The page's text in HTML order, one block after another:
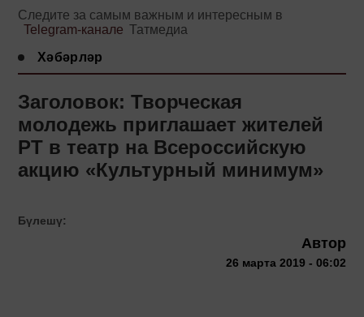
Следите за самым важным и интересным в
Telegram-канале Татмедиа
Хәбәрләр
Заголовок: Творческая
молодежь приглашает жителей
РТ в театр на Всероссийскую
акцию «Культурный минимум»
Бүлешү:
Автор
26 марта 2019 - 06:02